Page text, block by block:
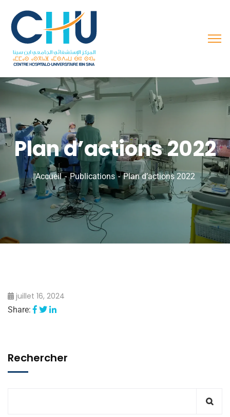
Plan d’actions 2022
Accueil Publications Plan d’actions 2022
juillet 16, 2024
Share:
Rechercher